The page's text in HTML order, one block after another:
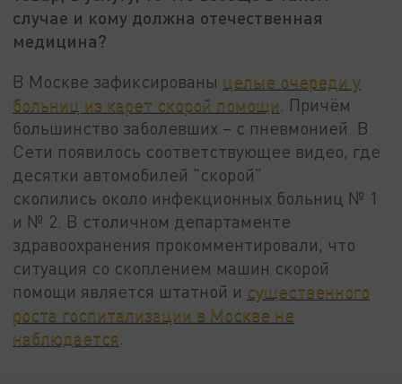
случае и кому должна отечественная
медицина?
В Москве зафиксированы целые очереди у
больниц из карет скорой помощи . Причём
большинство заболевших – с пневмонией. В
Сети появилось соответствующее видео, где
десятки автомобилей "скорой"
скопились около инфекционных больниц № 1
и № 2. В столичном департаменте
здравоохранения прокомментировали, что
ситуация со скоплением машин скорой
помощи является штатной и существенного
роста госпитализации в Москве не
наблюдается